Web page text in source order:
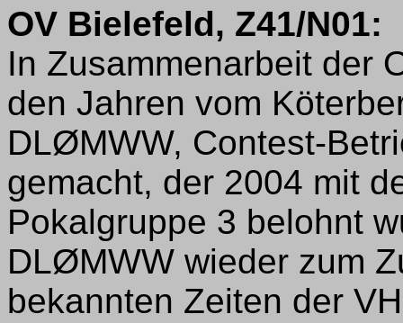
OV Bielefeld, Z41/N01:
In Zusammenarbeit der
den Jahren vom
DLØMWW, Contest-
gemacht, der 2004 mit
Pokalgruppe 3 belohnt
DLØMWW wieder zum
bekannten Zeiten der